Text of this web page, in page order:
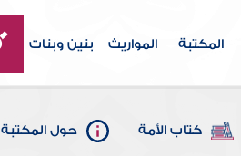
المكتبة المواريث بنين وبنات
كتاب الأمة حول المكتبة